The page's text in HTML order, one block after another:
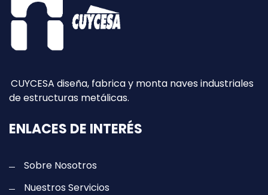
CUYCESA diseña, fabrica y monta naves industriales
de estructuras metálicas.
ENLACES DE INTERÉS
Sobre Nosotros
Nuestros Servicios